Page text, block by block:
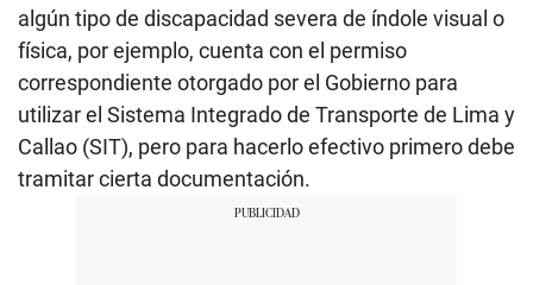
algún tipo de discapacidad severa de índole visual o
física, por ejemplo, cuenta con el permiso
correspondiente otorgado por el Gobierno para
utilizar el Sistema Integrado de Transporte de Lima y
Callao (SIT), pero para hacerlo efectivo primero debe
tramitar cierta documentación.